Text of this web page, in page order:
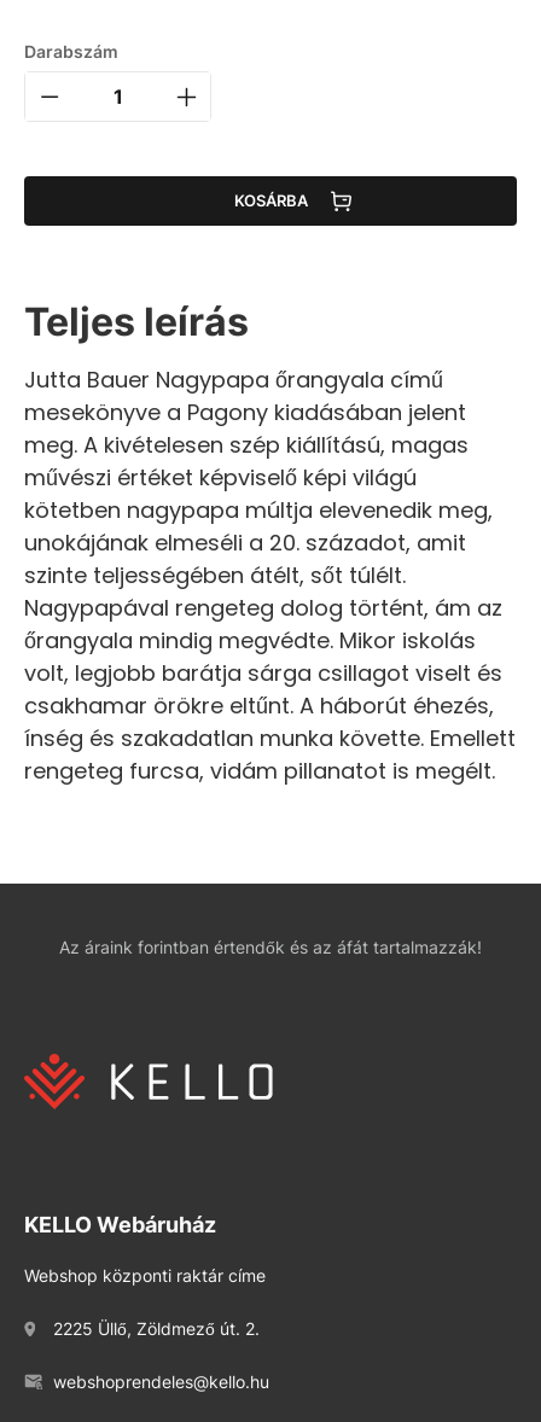
Darabszám
KOSÁRBA
Teljes leírás
Jutta Bauer Nagypapa őrangyala című
mesekönyve a Pagony kiadásában jelent
meg. A kivételesen szép kiállítású, magas
művészi értéket képviselő képi világú
kötetben nagypapa múltja elevenedik meg,
unokájának elmeséli a 20. századot, amit
szinte teljességében átélt, sőt túlélt.
Nagypapával rengeteg dolog történt, ám az
őrangyala mindig megvédte. Mikor iskolás
volt, legjobb barátja sárga csillagot viselt és
csakhamar örökre eltűnt. A háborút éhezés,
ínség és szakadatlan munka követte. Emellett
rengeteg furcsa, vidám pillanatot is megélt.
Az áraink forintban értendők és az áfát tartalmazzák!
KELLO Webáruház
Webshop központi raktár címe
2225 Üllő, Zöldmező út. 2.
webshoprendeles@kello.hu